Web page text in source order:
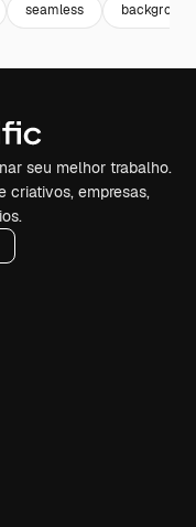
seamless
seu melhor trabalho.
criativos, empresas,